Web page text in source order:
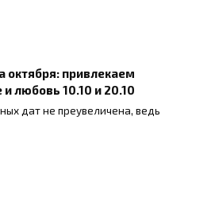
октября: привлекаем
любовь 10.10 и 20.10
дат не преувеличена, ведь